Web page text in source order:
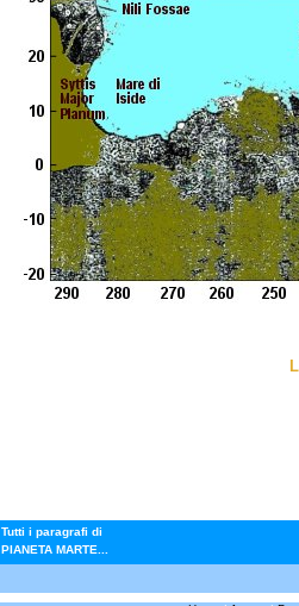
Tutti i paragrafi di
PIANETA MARTE...